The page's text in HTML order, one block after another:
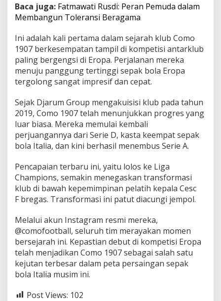
s
K
e
m
p
a
t
d
i
e
r
e
A
Baca juga: Fatmawati Rusdi: Peran Pemuda dalam
Membangun Toleransi Beragama
Ini adalah kali pertama dalam sejarah klub Como
1907 berkesempatan tampil di kompetisi antarklub
paling bergengsi di Eropa. Perjalanan mereka
menuju panggung tertinggi sepak bola Eropa
tergolong sangat impresif dan cepat.
Sejak Djarum Group mengakuisisi klub pada tahun
2019, Como 1907 telah menunjukkan progres yang
luar biasa. Mereka memulai kembali
perjuangannya dari Serie D, kasta keempat sepak
bola Italia, dan kini berhasil menembus Serie A.
Pencapaian terbaru ini, yaitu lolos ke Liga
Champions, semakin menegaskan transformasi
klub di bawah kepemimpinan pelatih kepala Cesc
F bregas. Transformasi ini patut diacungi jempol.
Melalui akun Instagram resmi mereka,
@comofootball, seluruh tim merayakan momen
bersejarah ini. Kepastian debut di kompetisi Eropa
telah menjadikan Como 1907 sebagai salah satu
kejutan terbesar dalam peta persaingan sepak
bola Italia musim ini.
Post Views: 102